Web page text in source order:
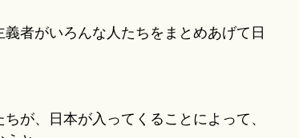
者がいろんな人たちをまとめあげて日
が、日本が入ってくることによって、